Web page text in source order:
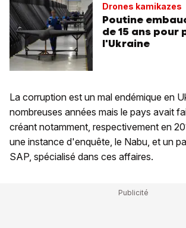
Drones kamikazes
Poutine
de 15 ans pour
l'Ukraine
La corruption est un mal endémique en
nombreuses années mais le pays avait
créant notamment, respectivement en
une instance d'enquête, le Nabu, et un
SAP, spécialisé dans ces affaires.